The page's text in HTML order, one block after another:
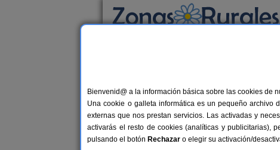
Miraya
Hotel en Torre del Mar (Málaga)
Alquiler por habitaciones 2-20+4
Bienvenid@ a la información básica sobre las cookies de
Una cookie o galleta informática es un pequeño archivo
externas que nos prestan servicios. Las activadas y
activarás el resto de cookies (analíticas y publicitarias),
pulsando el botón Rechazar o elegir su activación/